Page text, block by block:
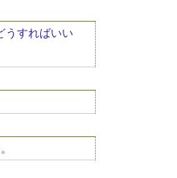
うすればいい